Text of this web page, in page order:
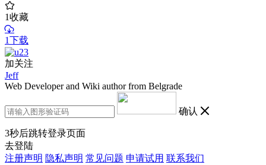
1收藏
1下载
加关注
Jeff
Web Developer and Wiki author from Belgrade
确认
3秒后跳转登录页面
去登陆
注册声明 隐私声明 常见问题 申请试用 联系我们